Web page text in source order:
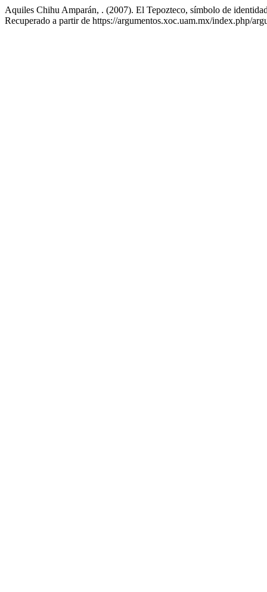
Aquiles Chihu Amparán, . (2007). El Tepozteco, símbolo de
Recuperado a partir de https://argumentos.xoc.uam.mx/index.php/